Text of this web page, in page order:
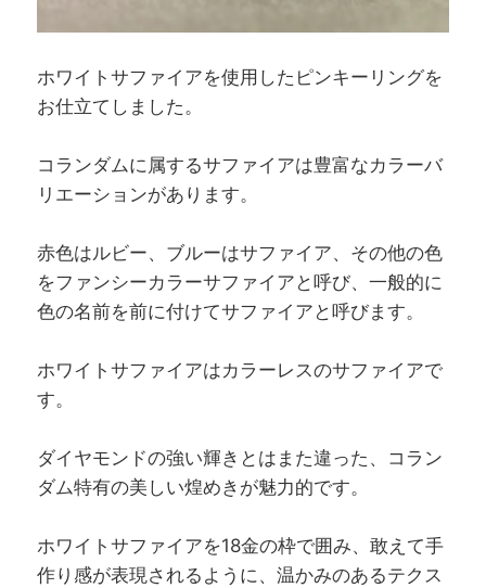
ホワイトサファイアを使用したピンキーリングを
お仕立てしました。
コランダムに属するサファイアは豊富なカラーバ
リエーションがあります。
赤色はルビー、ブルーはサファイア、その他の色
をファンシーカラーサファイアと呼び、一般的に
色の名前を前に付けてサファイアと呼びます。
ホワイトサファイアはカラーレスのサファイアで
す。
ダイヤモンドの強い輝きとはまた違った、コラン
ダム特有の美しい煌めきが魅力的です。
ホワイトサファイアを18金の枠で囲み、敢えて手
作り感が表現されるように、温かみのあるテクス